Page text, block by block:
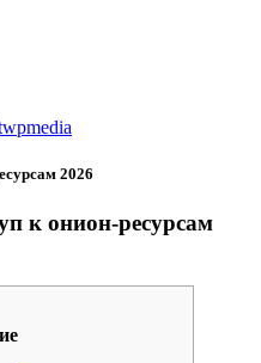
2026
к онион-ресурсам